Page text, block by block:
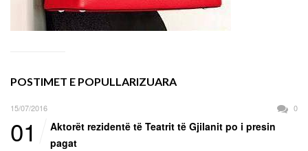
POSTIMET E POPULLARIZUARA
15/07/2016 0
01
Aktorët rezidentë të Teatrit të Gjilanit po i presin
pagat